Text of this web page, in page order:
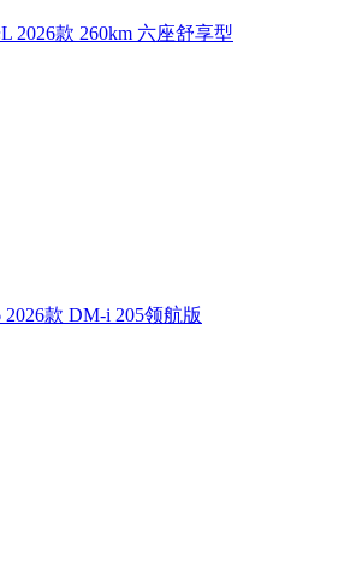
2026款 260km 六座舒享型
款 DM-i 205领航版